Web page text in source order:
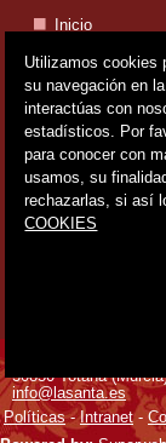
Inicio
Santa Eulalia
Fundación
Fiestas
Entorno
Rutas
Servicios
Publicaciones
Hermanos de La
Galería
30850 Totana
info@lasanta.es
Políticas-Intranet-
Utilizamos cookies
su navegación en
interactúas con
estadísticos. Por
para conocer con
usamos, su
rechazarlas, si así
COOKIES